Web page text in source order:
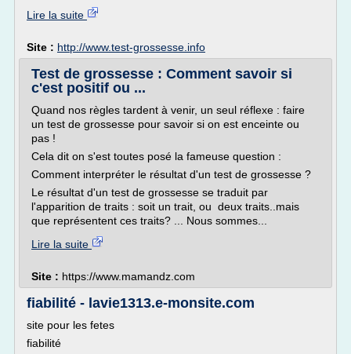
Lire la suite
Site : http://www.test-grossesse.info
Test de grossesse : Comment savoir si
c'est positif ou ...
Quand nos règles tardent à venir, un seul réflexe : faire
un test de grossesse pour savoir si on est enceinte ou
pas !
Cela dit on s'est toutes posé la fameuse question :
Comment interpréter le résultat d'un test de grossesse ?
Le résultat d'un test de grossesse se traduit par
l'apparition de traits : soit un trait, ou deux traits..mais
que représentent ces traits? ... Nous sommes...
Lire la suite
Site : https://www.mamandz.com
fiabilité - lavie1313.e-monsite.com
site pour les fetes
fiabilité